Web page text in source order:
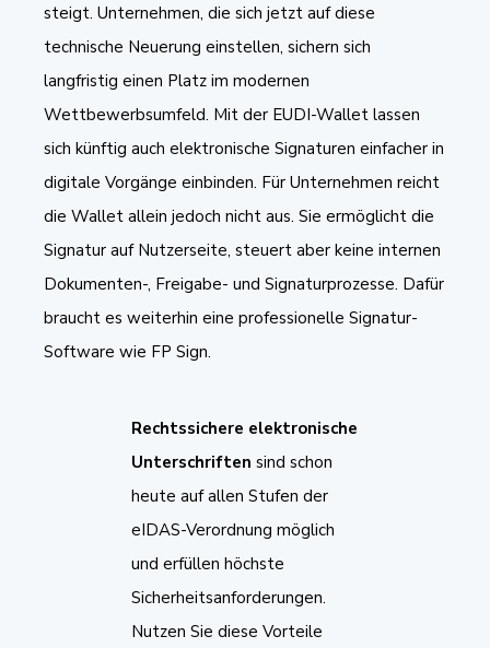
steigt. Unternehmen, die sich jetzt auf diese
technische Neuerung einstellen, sichern sich
langfristig einen Platz im modernen
Wettbewerbsumfeld. Mit der EUDI-Wallet lassen
sich künftig auch elektronische Signaturen einfacher in
digitale Vorgänge einbinden. Für Unternehmen reicht
die Wallet allein jedoch nicht aus. Sie ermöglicht die
Signatur auf Nutzerseite, steuert aber keine internen
Dokumenten-, Freigabe- und Signaturprozesse. Dafür
braucht es weiterhin eine professionelle Signatur-
Software wie FP Sign.
Rechtssichere elektronische
Unterschriften sind schon
heute auf allen Stufen der
eIDAS-Verordnung möglich
und erfüllen höchste
Sicherheitsanforderungen.
Nutzen Sie diese Vorteile